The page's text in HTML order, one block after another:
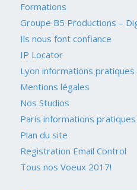
Formations
Groupe B5 Productions –
Ils nous font confiance
IP Locator
Lyon informations pratiques
Mentions légales
Nos Studios
Paris informations pratiques
Plan du site
Registration Email Control
Tous nos Voeux 2017!